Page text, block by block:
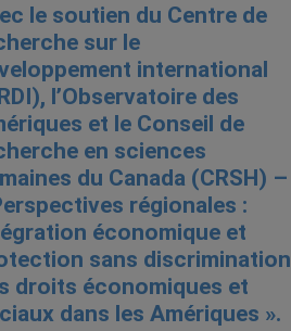
le soutien du Centre de
sur le
international
l’Observatoire des
et le Conseil de
en sciences
du Canada (CRSH) –
régionales :
économique et
sans discrimination
droits économiques et
dans les Amériques ».